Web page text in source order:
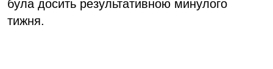
була досить результативною минулого
тижня.